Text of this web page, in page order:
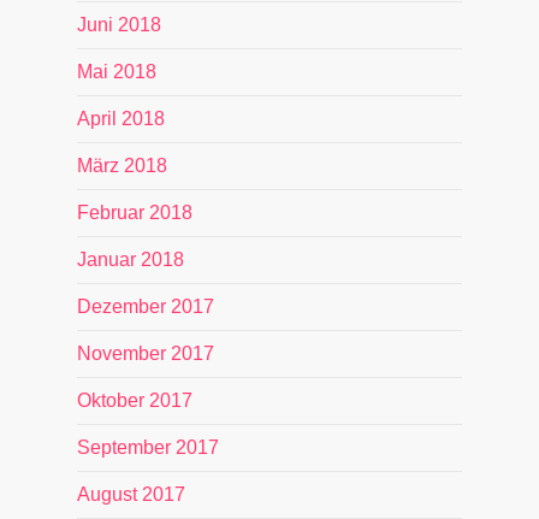
Juni 2018
Mai 2018
April 2018
März 2018
Februar 2018
Januar 2018
Dezember 2017
November 2017
Oktober 2017
September 2017
August 2017